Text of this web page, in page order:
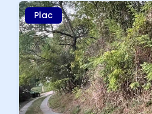
Plac